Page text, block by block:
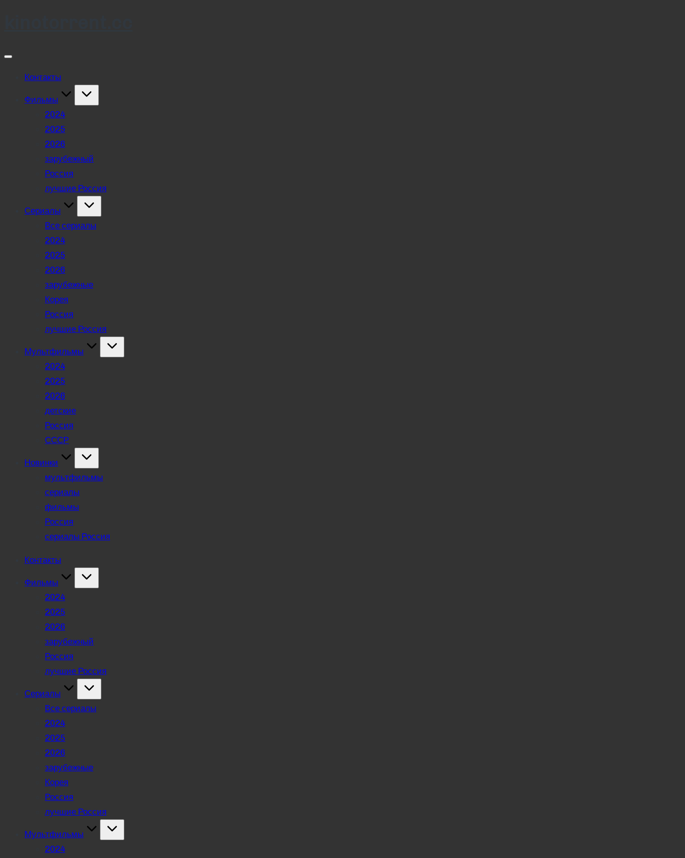
Контакты
Фильмы
2024
2025
2026
зарубежный
Россия
лучшие Россия
Сериалы
Все сериалы
2024
2025
2026
зарубежные
Корея
Россия
лучшие Россия
Мультфильмы
2024
2025
2026
детские
Россия
СССР
Новинки
мультфильмы
сериалы
фильмы
Россия
сериалы Россия
Контакты
Фильмы
2024
2025
2026
зарубежный
Россия
лучшие Россия
Сериалы
Все сериалы
2024
2025
2026
зарубежные
Корея
Россия
лучшие Россия
Мультфильмы
2024